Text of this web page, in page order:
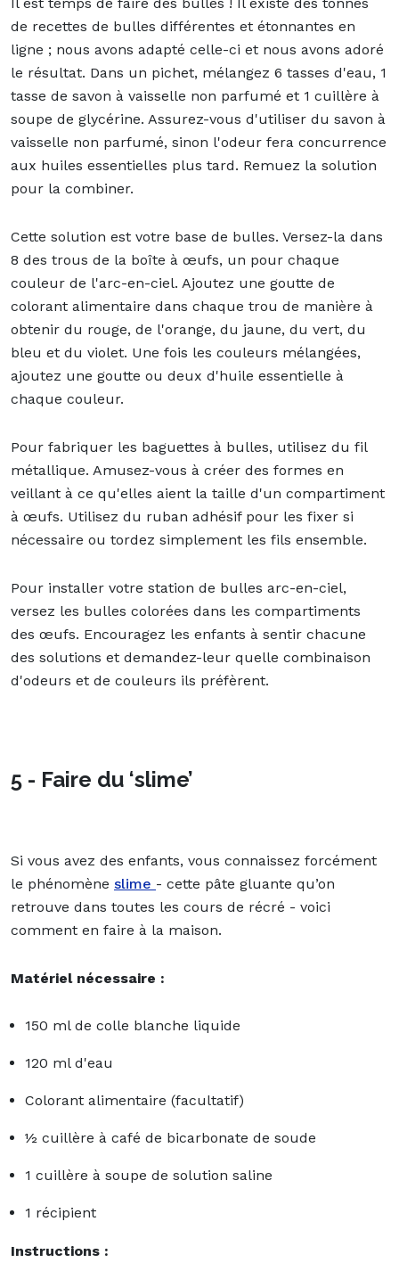
de recettes de bulles différentes et étonnantes en
ligne ; nous avons adapté celle-ci et nous avons adoré
le résultat. Dans un pichet, mélangez 6 tasses d'eau, 1
tasse de savon à vaisselle non parfumé et 1 cuillère à
soupe de glycérine. Assurez-vous d'utiliser du savon à
vaisselle non parfumé, sinon l'odeur fera concurrence
aux huiles essentielles plus tard. Remuez la solution
pour la combiner.
Cette solution est votre base de bulles. Versez-la dans
8 des trous de la boîte à œufs, un pour chaque
couleur de l'arc-en-ciel. Ajoutez une goutte de
colorant alimentaire dans chaque trou de manière à
obtenir du rouge, de l'orange, du jaune, du vert, du
bleu et du violet. Une fois les couleurs mélangées,
ajoutez une goutte ou deux d'huile essentielle à
chaque couleur.
Pour fabriquer les baguettes à bulles, utilisez du fil
métallique. Amusez-vous à créer des formes en
veillant à ce qu'elles aient la taille d'un compartiment
à œufs. Utilisez du ruban adhésif pour les fixer si
nécessaire ou tordez simplement les fils ensemble.
Pour installer votre station de bulles arc-en-ciel,
versez les bulles colorées dans les compartiments
des œufs. Encouragez les enfants à sentir chacune
des solutions et demandez-leur quelle combinaison
d'odeurs et de couleurs ils préfèrent.
5 - Faire du ‘slime’
Si vous avez des enfants, vous connaissez forcément
le phénomène slime - cette pâte gluante qu’on
retrouve dans toutes les cours de récré - voici
comment en faire à la maison.
Matériel nécessaire :
150 ml de colle blanche liquide
120 ml d'eau
Colorant alimentaire (facultatif)
½ cuillère à café de bicarbonate de soude
1 cuillère à soupe de solution saline
1 récipient
Instructions :